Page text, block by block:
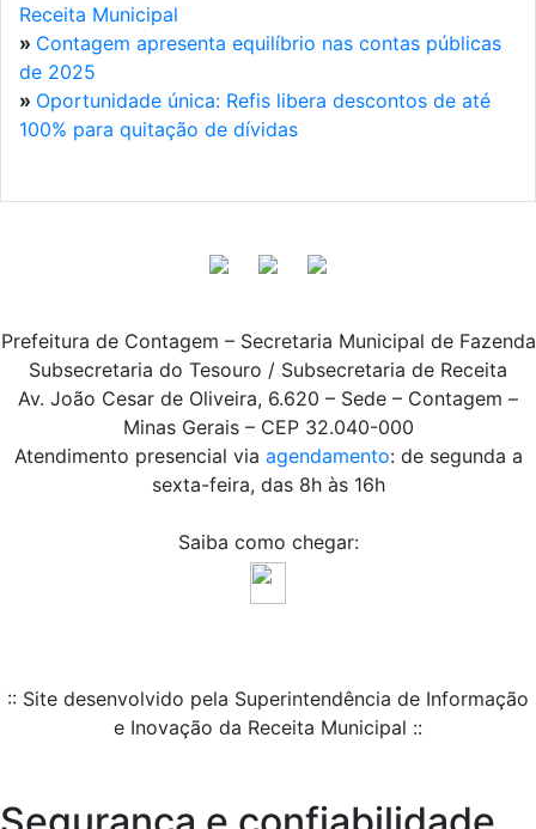
Receita Municipal
» Contagem apresenta equilíbrio nas contas públicas
de 2025
» Oportunidade única: Refis libera descontos de até
100% para quitação de dívidas
Prefeitura de Contagem – Secretaria Municipal de Fazenda
Subsecretaria do Tesouro / Subsecretaria de Receita
Av. João Cesar de Oliveira, 6.620 – Sede – Contagem –
Minas Gerais – CEP 32.040-000
Atendimento presencial via agendamento: de segunda a
sexta-feira, das 8h às 16h
Saiba como chegar:
:: Site desenvolvido pela Superintendência de Informação
e Inovação da Receita Municipal ::